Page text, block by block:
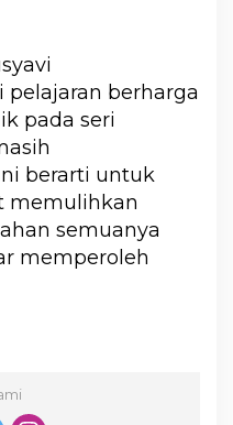
pelajaran berharga
pada seri
berarti untuk
memulihkan
semuanya
memperoleh